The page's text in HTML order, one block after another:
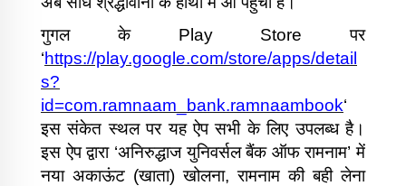
गुगल के Play Store पर
‘https://play.google.com/store/apps/detail
s?
id=com.ramnaam_bank.ramnaambook‘
इस संकेत स्थल पर यह ऐप सभी के लिए उपलब्ध है।
इस ऐप द्वारा ‘अनिरुद्धाज युनिवर्सल बैंक ऑफ रामनाम’ में
नया अकाऊंट (खाता) खोलना, रामनाम की बही लेना